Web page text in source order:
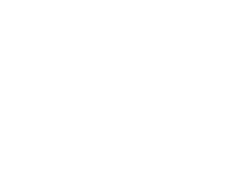
タ保護のみを提供し、ビジネス継